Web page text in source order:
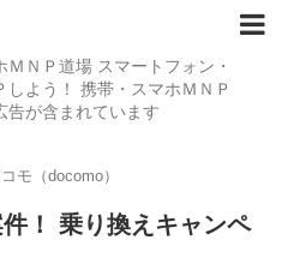
ＮＰ道場 スマートフォン・
よう！ 携帯・スマホＭＮＰ
が含まれています
コモ（docomo）
！ 乗り換えキャンペ